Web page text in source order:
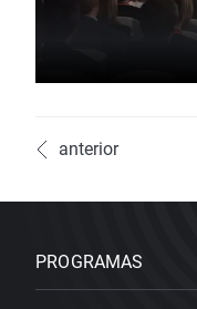
anterior
PROGRAMAS